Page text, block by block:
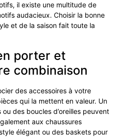
il existe une multitude de
audacieux. Choisir la bonne
et de la saison fait toute la
porter et
combinaison
des accessoires à votre
qui la mettent en valeur. Un
des boucles d’oreilles peuvent
aux chaussures
élégant ou des baskets pour